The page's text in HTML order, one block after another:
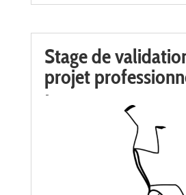
Stage de
projet
-